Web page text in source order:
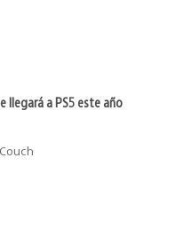
llegará a PS5 este año